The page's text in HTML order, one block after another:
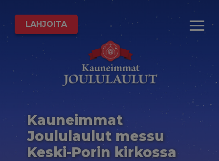
LAHJOITA
Kauneimmat
Joululaulut messu
Keski-Porin kirkossa